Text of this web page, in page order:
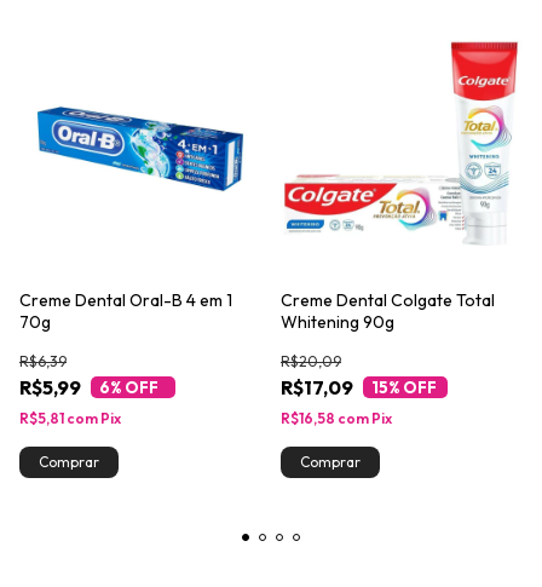
Creme Dental Oral-B 4 em 1
70g
R$5,99
R$6,39
6% OFF
R$5,81 com Pix
Creme Dental Colgate Total
Whitening 90g
R$17,09
R$20,09
15% OFF
R$16,58 com Pix